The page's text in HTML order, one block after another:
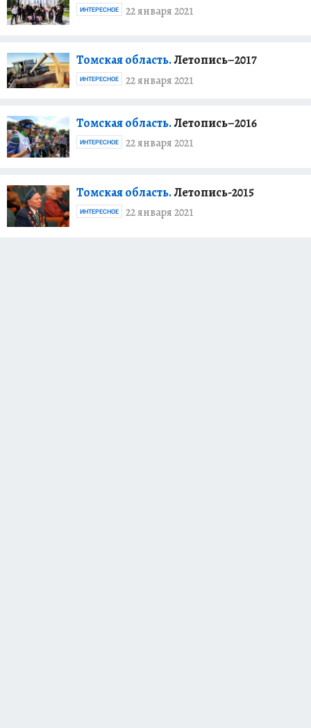
22 января 2021
ИНТЕРЕСНОЕ
Томская область.Летопись–2017
22 января 2021
ИНТЕРЕСНОЕ
Томская область.Летопись–2016
22 января 2021
ИНТЕРЕСНОЕ
Томская область.Летопись-2015
22 января 2021
ИНТЕРЕСНОЕ